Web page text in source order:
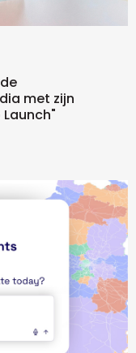
met zijn